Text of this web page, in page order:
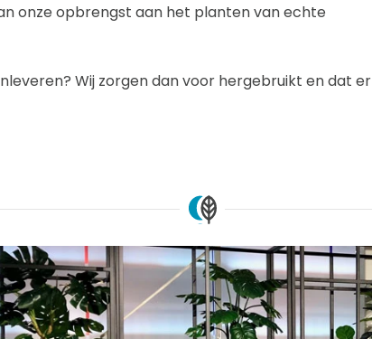
onze opbrengst aan het planten van echte
Wij zorgen dan voor hergebruikt en dat er